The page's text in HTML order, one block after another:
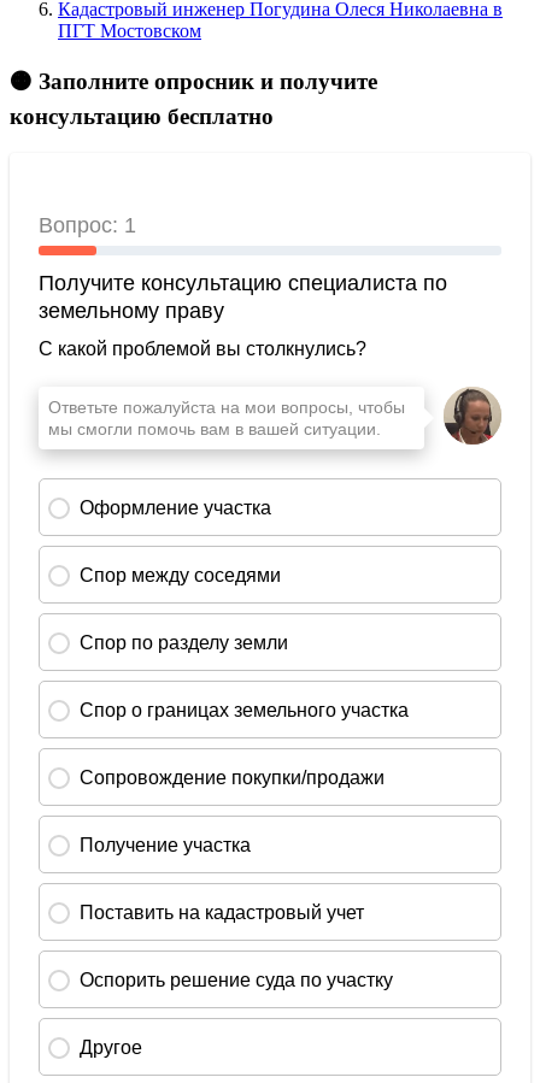
Кадастровый инженер Погудина Олеся Николаевна в
ПГТ Мостовском
🟠 Заполните опросник и получите
консультацию бесплатно